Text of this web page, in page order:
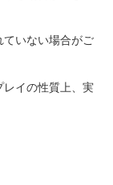
いない場合がご
イの性質上、実